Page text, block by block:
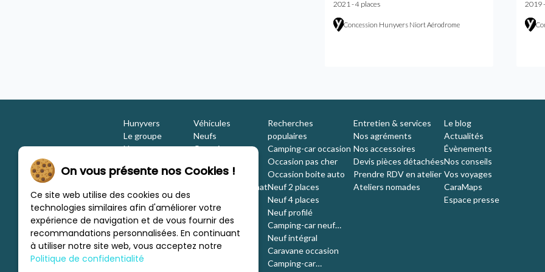
2021 - 4 places
Concession Hunyvers Niort Aérodrome
2019
Hunyvers
Le groupe
Nos engagements
Nous rejoindre
Nos marques
Les concessions
Nous trouver
Véhicules
Neufs
Occasions
Location
Estimation / Rachat
Financement
Recherches
populaires
Camping-car occasion
Occasion pas cher
Occasion boite auto
Neuf 2 places
Neuf 4 places
Neuf profilé
Camping-car neuf
compact
Neuf intégral
Caravane occasion
Camping-car
Entretien & services
Nos agréments
Nos accessoires
Devis pièces détachées
Prendre RDV en atelier
Ateliers nomades
Le blog
Actualités
Évènements
Nos conseils
Vos voyages
CaraMaps
Espace presse
On vous présente nos Cookies !
Ce site web utilise des cookies ou des
technologies similaires afin d'améliorer votre
expérience de navigation et de vous fournir des
recommandations personnalisées. En continuant
à utiliser notre site web, vous acceptez notre
Politique de confidentialité